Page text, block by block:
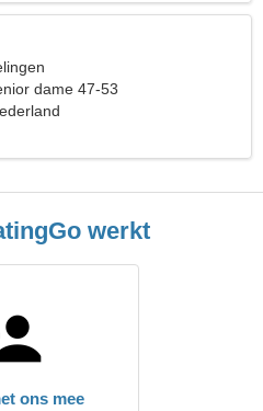
dame 47-53
werkt
ons mee